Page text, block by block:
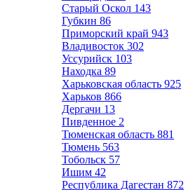
Старый Оскол 143
Губкин 86
Приморский край 943
Владивосток 302
Уссурийск 103
Находка 89
Харьковская область 925
Харьков 866
Дергачи 13
Пивденное 2
Тюменская область 881
Тюмень 563
Тобольск 57
Ишим 42
Республика Дагестан 872